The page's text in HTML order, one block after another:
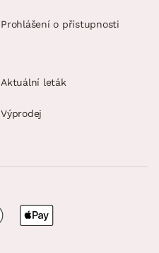
Prohlášení o přístupnosti
Aktuální leták
Výprodej